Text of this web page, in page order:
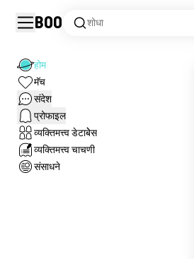
Boo शोधा
होम
मॅच
संदेश
प्रोफाइल
व्यक्तिमत्त्व डेटाबेेस
व्यक्तिमत्त्व चाचणी
संसाधने